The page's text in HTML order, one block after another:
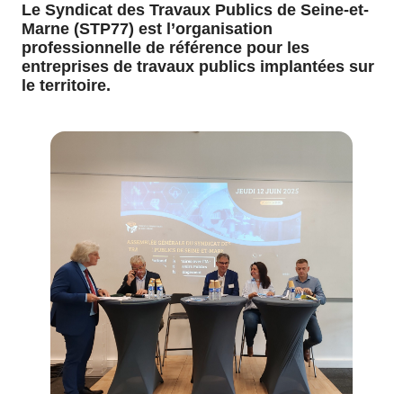
Le Syndicat des Travaux Publics de Seine-et-
Marne (STP77) est l’organisation
professionnelle de référence pour les
entreprises de travaux publics implantées sur
le territoire.